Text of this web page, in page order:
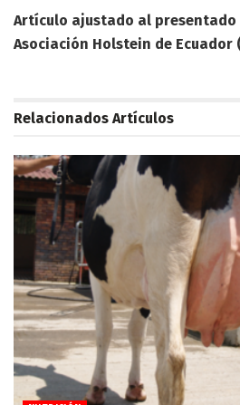
Artículo ajustado al presentado
Asociación Holstein de Ecuador
Relacionados Artículos